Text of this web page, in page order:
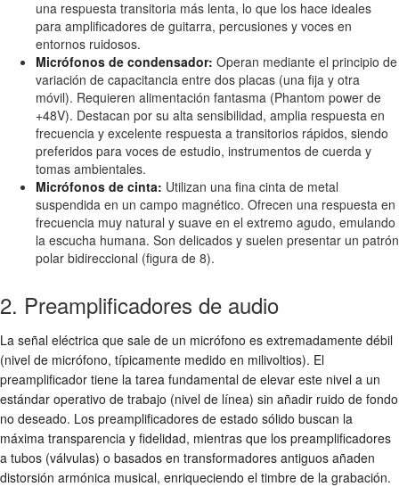
una respuesta transitoria más lenta, lo que los hace ideales
para amplificadores de guitarra, percusiones y voces en
entornos ruidosos.
Micrófonos de condensador: Operan mediante el principio de
variación de capacitancia entre dos placas (una fija y otra
móvil). Requieren alimentación fantasma (Phantom power de
+48V). Destacan por su alta sensibilidad, amplia respuesta en
frecuencia y excelente respuesta a transitorios rápidos, siendo
preferidos para voces de estudio, instrumentos de cuerda y
tomas ambientales.
Micrófonos de cinta: Utilizan una fina cinta de metal
suspendida en un campo magnético. Ofrecen una respuesta en
frecuencia muy natural y suave en el extremo agudo, emulando
la escucha humana. Son delicados y suelen presentar un patrón
polar bidireccional (figura de 8).
2. Preamplificadores de audio
La señal eléctrica que sale de un micrófono es extremadamente débil
(nivel de micrófono, típicamente medido en milivoltios). El
preamplificador tiene la tarea fundamental de elevar este nivel a un
estándar operativo de trabajo (nivel de línea) sin añadir ruido de fondo
no deseado. Los preamplificadores de estado sólido buscan la
máxima transparencia y fidelidad, mientras que los preamplificadores
a tubos (válvulas) o basados en transformadores antiguos añaden
distorsión armónica musical, enriqueciendo el timbre de la grabación.